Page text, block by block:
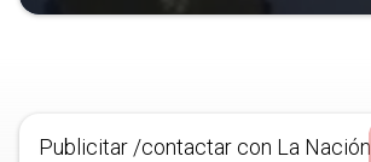
Publicitar /contactar con La Nación